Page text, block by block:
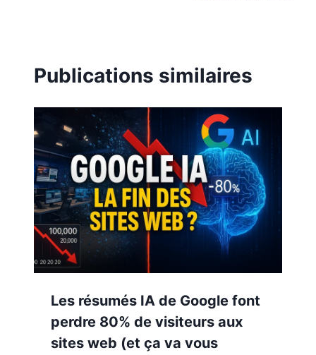
Publications similaires
Les résumés IA de Google font
perdre 80% de visiteurs aux
sites web (et ça va vous